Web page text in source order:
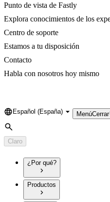
Punto de vista de Fastly
Explora conocimientos de los
Centro de soporte
Estamos a tu disposición
Contacto
Habla con nosotros hoy mismo
Language
Español (España) MenúCerrar
Búsqueda
Claro
¿Por qué?
Productos